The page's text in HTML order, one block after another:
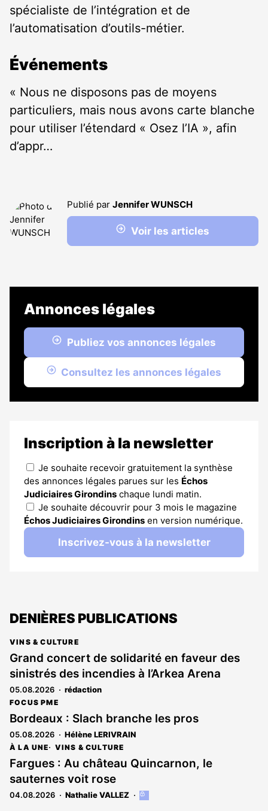
spécialiste de l’intégration et de
l’automatisation d’outils-métier.
Événements
« Nous ne disposons pas de moyens
particuliers, mais nous avons carte blanche
pour utiliser l’étendard « Osez l’IA », afin
d’appr…
Publié par Jennifer WUNSCH
Voir les articles
Annonces légales
Publiez vos annonces légales
Consultez les annonces légales
Inscription à la newsletter
Je souhaite recevoir gratuitement la synthèse
des annonces légales parues sur les Échos
Judiciaires Girondins chaque lundi matin.
Je souhaite découvrir pour 3 mois le magazine
Échos Judiciaires Girondins en version numérique.
Inscrivez-vous à la newsletter
DENIÈRES PUBLICATIONS
VINS & CULTURE
Grand concert de solidarité en faveur des
sinistrés des incendies à l’Arkea Arena
05.08.2026 rédaction
FOCUS PME
Bordeaux : Slach branche les pros
05.08.2026 Hélène LERIVRAIN
À LA UNE VINS & CULTURE
Fargues : Au château Quincarnon, le
sauternes voit rose
04.08.2026 Nathalie VALLEZ
Cet